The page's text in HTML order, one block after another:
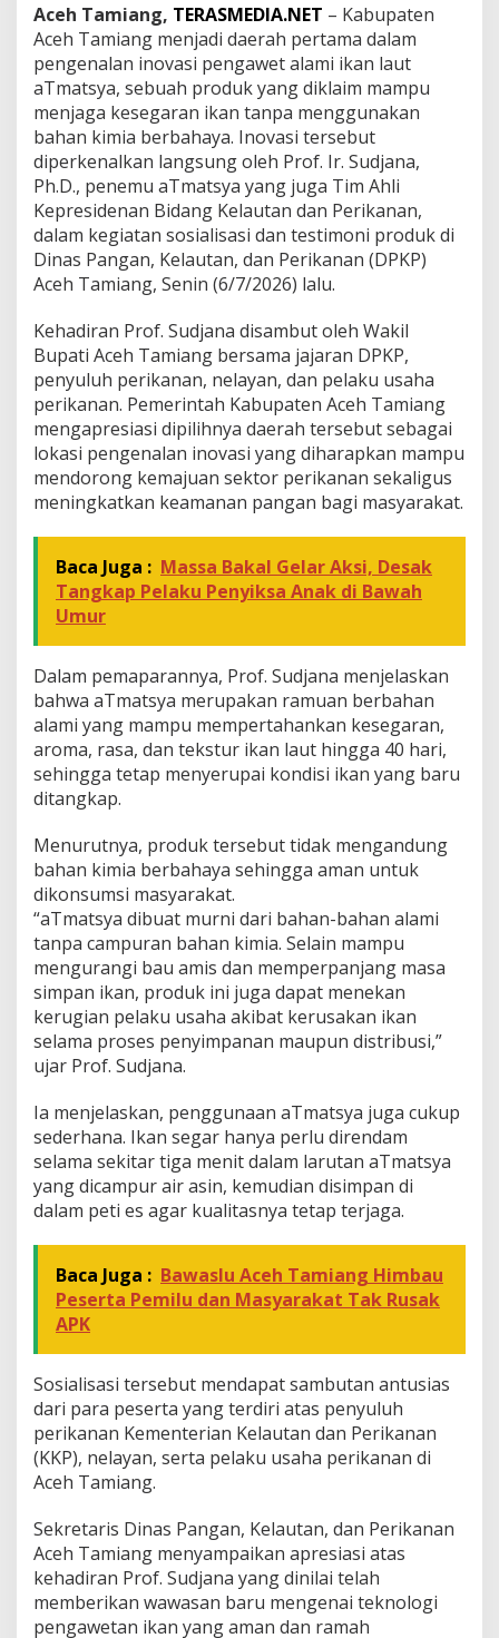
l
k
a
I
n
o
v
a
s
i
a
T
m
s
y
a
Aceh Tamiang, TERASMEDIA.NET – Kabupaten
Aceh Tamiang menjadi daerah pertama dalam
pengenalan inovasi pengawet alami ikan laut
aTmatsya, sebuah produk yang diklaim mampu
menjaga kesegaran ikan tanpa menggunakan
bahan kimia berbahaya. Inovasi tersebut
diperkenalkan langsung oleh Prof. Ir. Sudjana,
Ph.D., penemu aTmatsya yang juga Tim Ahli
Kepresidenan Bidang Kelautan dan Perikanan,
dalam kegiatan sosialisasi dan testimoni produk di
Dinas Pangan, Kelautan, dan Perikanan (DPKP)
Aceh Tamiang, Senin (6/7/2026) lalu.
Kehadiran Prof. Sudjana disambut oleh Wakil
Bupati Aceh Tamiang bersama jajaran DPKP,
penyuluh perikanan, nelayan, dan pelaku usaha
perikanan. Pemerintah Kabupaten Aceh Tamiang
mengapresiasi dipilihnya daerah tersebut sebagai
lokasi pengenalan inovasi yang diharapkan mampu
mendorong kemajuan sektor perikanan sekaligus
meningkatkan keamanan pangan bagi masyarakat.
Baca Juga : Massa Bakal Gelar Aksi, Desak
Tangkap Pelaku Penyiksa Anak di Bawah
Umur
Dalam pemaparannya, Prof. Sudjana menjelaskan
bahwa aTmatsya merupakan ramuan berbahan
alami yang mampu mempertahankan kesegaran,
aroma, rasa, dan tekstur ikan laut hingga 40 hari,
sehingga tetap menyerupai kondisi ikan yang baru
ditangkap.
Menurutnya, produk tersebut tidak mengandung
bahan kimia berbahaya sehingga aman untuk
dikonsumsi masyarakat.
“aTmatsya dibuat murni dari bahan-bahan alami
tanpa campuran bahan kimia. Selain mampu
mengurangi bau amis dan memperpanjang masa
simpan ikan, produk ini juga dapat menekan
kerugian pelaku usaha akibat kerusakan ikan
selama proses penyimpanan maupun distribusi,”
ujar Prof. Sudjana.
Ia menjelaskan, penggunaan aTmatsya juga cukup
sederhana. Ikan segar hanya perlu direndam
selama sekitar tiga menit dalam larutan aTmatsya
yang dicampur air asin, kemudian disimpan di
dalam peti es agar kualitasnya tetap terjaga.
Baca Juga : Bawaslu Aceh Tamiang Himbau
Peserta Pemilu dan Masyarakat Tak Rusak
APK
Sosialisasi tersebut mendapat sambutan antusias
dari para peserta yang terdiri atas penyuluh
perikanan Kementerian Kelautan dan Perikanan
(KKP), nelayan, serta pelaku usaha perikanan di
Aceh Tamiang.
Sekretaris Dinas Pangan, Kelautan, dan Perikanan
Aceh Tamiang menyampaikan apresiasi atas
kehadiran Prof. Sudjana yang dinilai telah
memberikan wawasan baru mengenai teknologi
pengawetan ikan yang aman dan ramah